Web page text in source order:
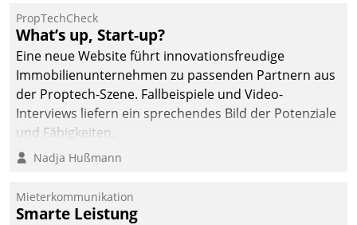
PropTechCheck
What’s up, Start-up?
Eine neue Website führt innovationsfreudige
Immobilienunternehmen zu passenden Partnern aus
der Proptech-Szene. Fallbeispiele und Video-
Interviews liefern ein sprechendes Bild der Potenziale
und Fähigkeiten.
Nadja Hußmann
Mieterkommunikation
Smarte Leistung